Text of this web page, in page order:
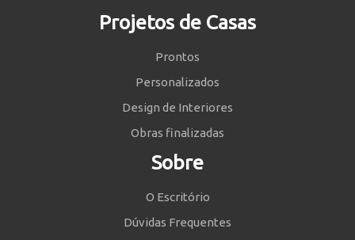
Projetos de Casas
Prontos
Personalizados
Design de Interiores
Obras finalizadas
Sobre
O Escritório
Dúvidas Frequentes